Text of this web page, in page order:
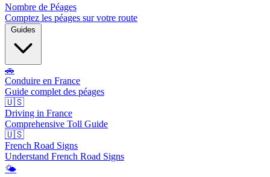
Nombre de Péages
Comptez les péages sur votre route
Guides
🚗
Conduire en France
Guide complet des péages
🇺🇸
Driving in France
Comprehensive Toll Guide
🇺🇸
French Road Signs
Understand French Road Signs
🌤️